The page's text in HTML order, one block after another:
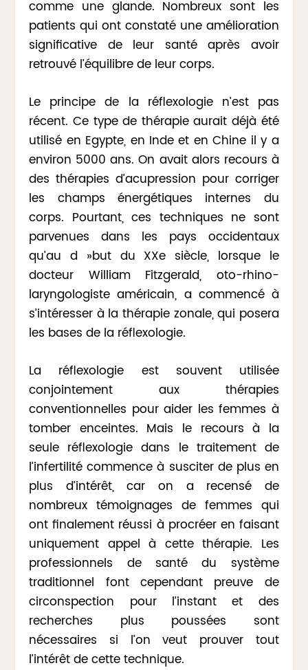
comme une glande. Nombreux sont les
patients qui ont constaté une amélioration
significative de leur santé après avoir
retrouvé l’équilibre de leur corps.
Le principe de la réflexologie n’est pas
récent. Ce type de thérapie aurait déjà été
utilisé en Egypte, en Inde et en Chine il y a
environ 5000 ans. On avait alors recours à
des thérapies d’acupression pour corriger
les champs énergétiques internes du
corps. Pourtant, ces techniques ne sont
parvenues dans les pays occidentaux
qu’au d »but du XXe siècle, lorsque le
docteur William Fitzgerald, oto-rhino-
laryngologiste américain, a commencé à
s’intéresser à la thérapie zonale, qui posera
les bases de la réflexologie.
La réflexologie est souvent utilisée
conjointement aux thérapies
conventionnelles pour aider les femmes à
tomber enceintes. Mais le recours à la
seule réflexologie dans le traitement de
l’infertilité commence à susciter de plus en
plus d’intérêt, car on a recensé de
nombreux témoignages de femmes qui
ont finalement réussi à procréer en faisant
uniquement appel à cette thérapie. Les
professionnels de santé du système
traditionnel font cependant preuve de
circonspection pour l’instant et des
recherches plus poussées sont
nécessaires si l’on veut prouver tout
l’intérêt de cette technique.